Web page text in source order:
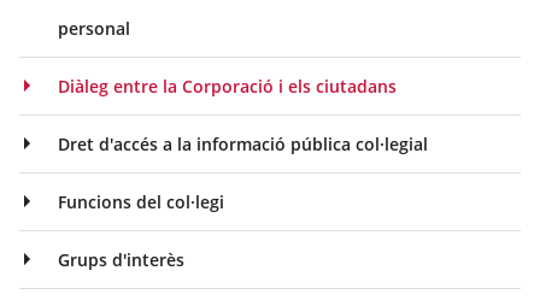
personal
Diàleg entre la Corporació i els ciutadans
Dret d'accés a la informació pública col·legial
Funcions del col·legi
Grups d'interès